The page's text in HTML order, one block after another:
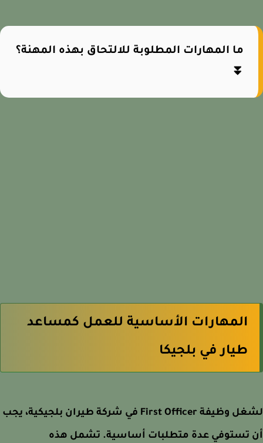
ما المهارات المطلوبة للالتحاق بهذه المهنة؟
المهارات الأساسية للعمل كمساعد
طيار في بلجيكا
لشغل وظيفة First Officer في شركة طيران بلجيكية، يجب
تستوفي عدة متطلبات أساسية. تشمل هذه